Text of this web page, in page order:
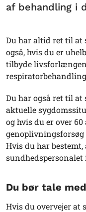
af behandling i
Du har altid ret til at
også, hvis du er
tilbyde
Du har også ret til at
aktuelle
og hvis du er over
genoplivningsforsøg
Hvis du har
sundhedspersonalet
Du bør tale
Hvis du overvejer